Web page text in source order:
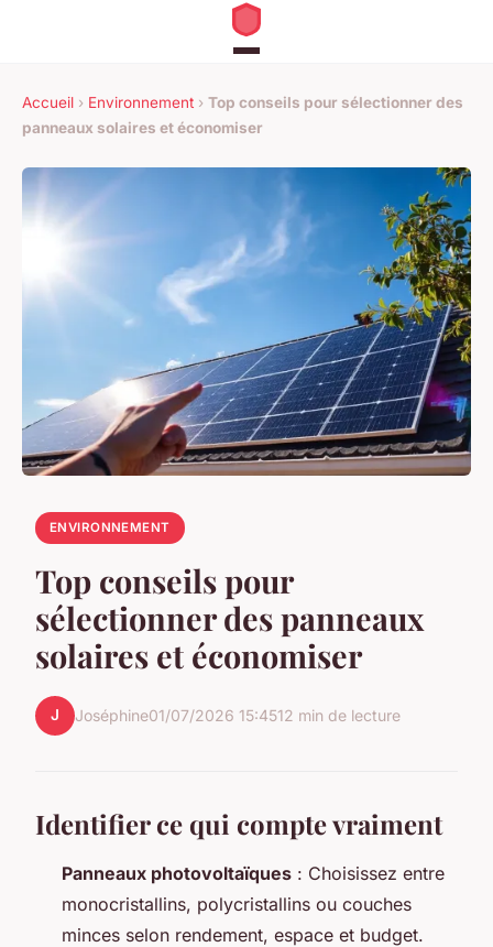
Accueil › Environnement › Top conseils pour sélectionner des
panneaux solaires et économiser
ENVIRONNEMENT
Top conseils pour
sélectionner des panneaux
solaires et économiser
J Joséphine01/07/2026 15:4512 min de lecture
Identifier ce qui compte vraiment
Panneaux photovoltaïques : Choisissez entre
monocristallins, polycristallins ou couches
minces selon rendement, espace et budget.